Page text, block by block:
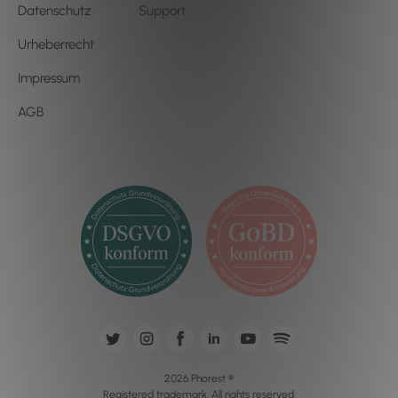
Datenschutz
Urheberrecht
Impressum
AGB
Support
2026 Phorest ®
Registered trademark. All rights reserved.